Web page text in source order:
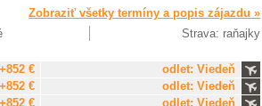
Zobraziť všetky termíny a popis zájazdu »
Strava: raňajky
+852 €
odlet: Viedeň
+852 €
odlet: Viedeň
+852 € odlet: Viedeň